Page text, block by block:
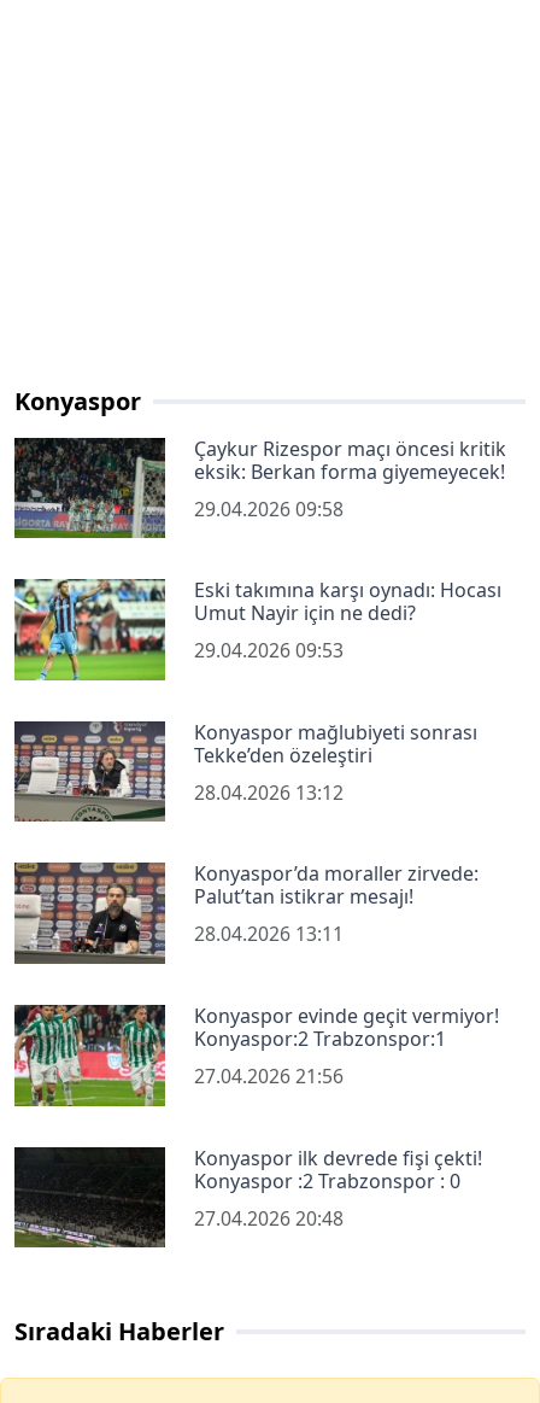
Konyaspor
Çaykur Rizespor maçı öncesi kritik
eksik: Berkan forma giyemeyecek!
29.04.2026 09:58
Eski takımına karşı oynadı: Hocası
Umut Nayir için ne dedi?
29.04.2026 09:53
Konyaspor mağlubiyeti sonrası
Tekke’den özeleştiri
28.04.2026 13:12
Konyaspor’da moraller zirvede:
Palut’tan istikrar mesajı!
28.04.2026 13:11
Konyaspor evinde geçit vermiyor!
Konyaspor:2 Trabzonspor:1
27.04.2026 21:56
Konyaspor ilk devrede fişi çekti!
Konyaspor :2 Trabzonspor : 0
27.04.2026 20:48
Sıradaki Haberler